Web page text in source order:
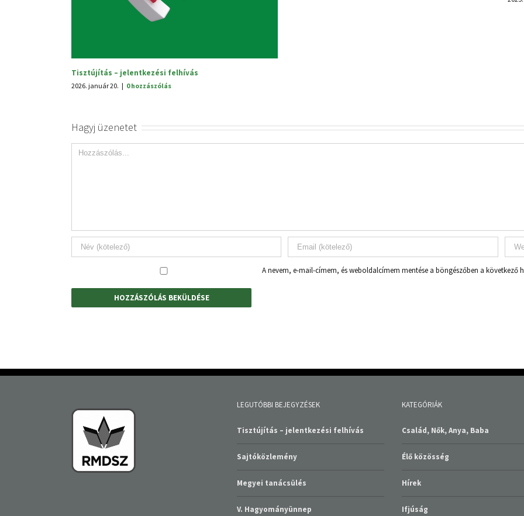
Tisztújítás – jelentkezési felhívás
2026. január 20. | 0 hozzászólás
Hagyj üzenetet
A nevem, e-mail-címem, és weboldalcímem mentése a böngészőben a következő
LEGUTÓBBI BEJEGYZÉSEK
Tisztújítás – jelentkezési felhívás
Sajtóközlemény
Megyei tanácsülés
V. Hagyományünnep
KATEGÓRIÁK
Család, Nők, Anya, Baba
Élő közösség
Hírek
Ifjúság